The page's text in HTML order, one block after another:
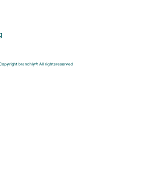
branchly®. All rights reserved